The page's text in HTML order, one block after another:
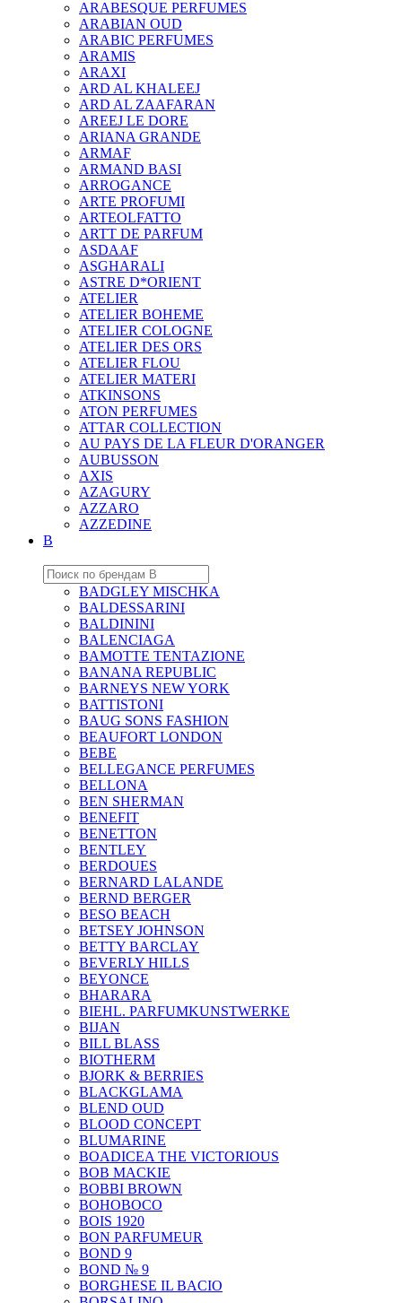
ARABESQUE PERFUMES
ARABIAN OUD
ARABIC PERFUMES
ARAMIS
ARAXI
ARD AL KHALEEJ
ARD AL ZAAFARAN
AREEJ LE DORE
ARIANA GRANDE
ARMAF
ARMAND BASI
ARROGANCE
ARTE PROFUMI
ARTEOLFATTO
ARTT DE PARFUM
ASDAAF
ASGHARALI
ASTRE D*ORIENT
ATELIER
ATELIER BOHEME
ATELIER COLOGNE
ATELIER DES ORS
ATELIER FLOU
ATELIER MATERI
ATKINSONS
ATON PERFUMES
ATTAR COLLECTION
AU PAYS DE LA FLEUR D'ORANGER
AUBUSSON
AXIS
AZAGURY
AZZARO
AZZEDINE
B
BADGLEY MISCHKA
BALDESSARINI
BALDININI
BALENCIAGA
BAMOTTE TENTAZIONE
BANANA REPUBLIC
BARNEYS NEW YORK
BATTISTONI
BAUG SONS FASHION
BEAUFORT LONDON
BEBE
BELLEGANCE PERFUMES
BELLONA
BEN SHERMAN
BENEFIT
BENETTON
BENTLEY
BERDOUES
BERNARD LALANDE
BERND BERGER
BESO BEACH
BETSEY JOHNSON
BETTY BARCLAY
BEVERLY HILLS
BEYONCE
BHARARA
BIEHL. PARFUMKUNSTWERKE
BIJAN
BILL BLASS
BIOTHERM
BJORK & BERRIES
BLACKGLAMA
BLEND OUD
BLOOD CONCEPT
BLUMARINE
BOADICEA THE VICTORIOUS
BOB MACKIE
BOBBI BROWN
BOHOBOCO
BOIS 1920
BON PARFUMEUR
BOND 9
BOND № 9
BORGHESE IL BACIO